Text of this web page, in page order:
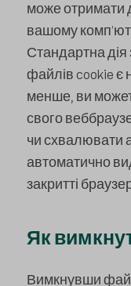
може отримати
вашому
Стандартна
файлів cookie є
менше, ви
свого
чи схвалювати
автоматично
закритті
Як
Вимкнувши